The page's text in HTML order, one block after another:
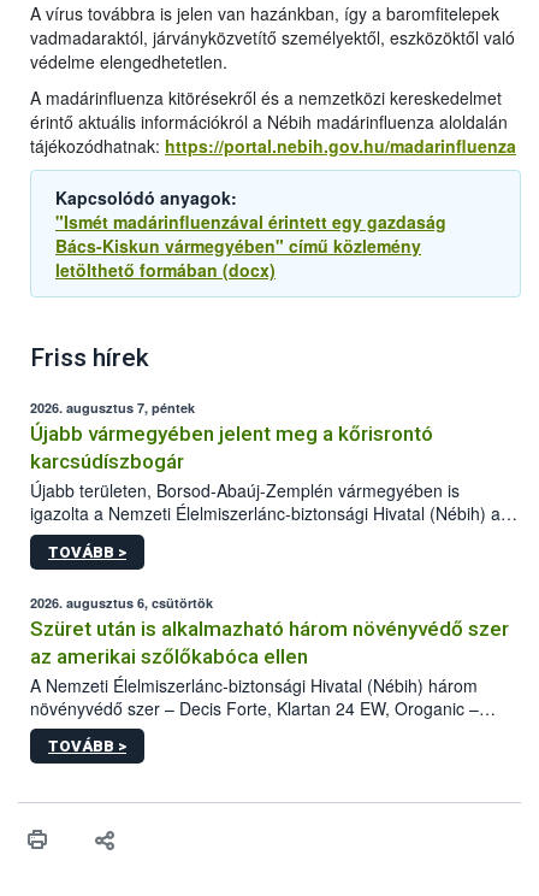
A vírus továbbra is jelen van hazánkban, így a baromfitelepek
vadmadaraktól, járványközvetítő személyektől, eszközöktől való
védelme elengedhetetlen.
A madárinfluenza kitörésekről és a nemzetközi kereskedelmet
érintő aktuális információkról a Nébih madárinfluenza aloldalán
tájékozódhatnak: https://portal.nebih.gov.hu/madarinfluenza
Kapcsolódó anyagok:
"Ismét madárinfluenzával érintett egy gazdaság
Bács-Kiskun vármegyében" című közlemény
letölthető formában (docx)
Friss hírek
2026. augusztus 7, péntek
Újabb vármegyében jelent meg a kőrisrontó
karcsúdíszbogár
Újabb területen, Borsod-Abaúj-Zemplén vármegyében is
igazolta a Nemzeti Élelmiszerlánc-biztonsági Hivatal (Nébih) a
kőrisrontó karcsúdíszbogár (Agrilus planipennis) jelenlétét. A
kártevőt nem csak színcsapdában találták meg, de már fertőzött
az intenzív felderítést, emellett az intézkedéseket a szlovák
hatósággal is összehangolják a terjedés megállítása érdekében.
TOVÁBB >
2026. augusztus 6, csütörtök
Szüret után is alkalmazható három növényvédő szer
az amerikai szőlőkabóca ellen
A Nemzeti Élelmiszerlánc-biztonsági Hivatal (Nébih) három
növényvédő szer – Decis Forte, Klartan 24 EW, Oroganic –
engedélyokiratát módosította, így azok a szüretet követően,
egészen a vesszőérettség (BBCH 91) stádiumáig
érésű szőlőkben is legyen lehetőség a károsító elleni további
felhasználók számára is elérhető és ökológiai termesztésben is
TOVÁBB >